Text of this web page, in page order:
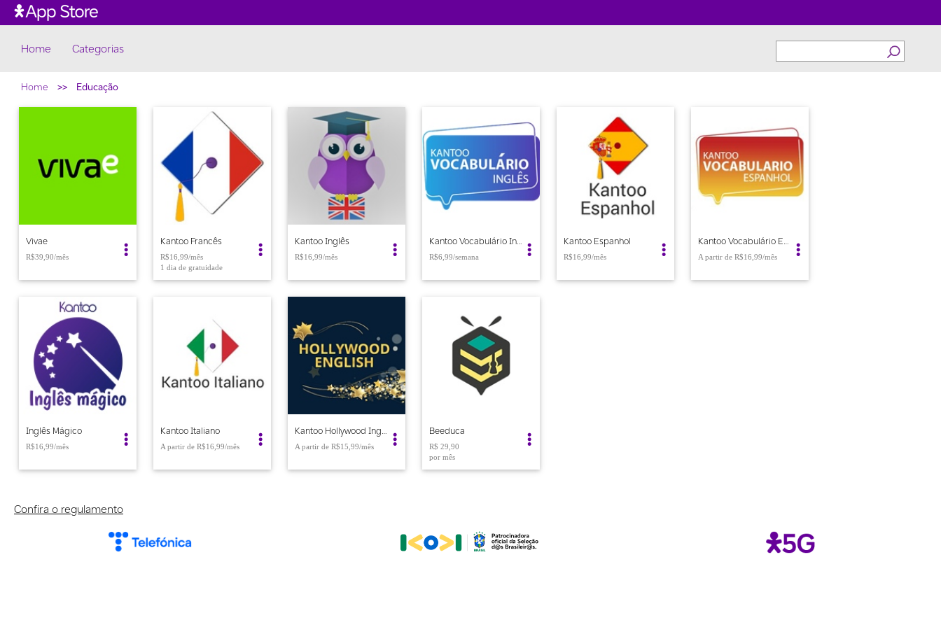
Home
Vivae
R$39,90
Kantoo Francês
R$16,99/mês
1 dia de gratuidade
Kantoo Inglês
R$16,99/mês
Kantoo Vocabulário Ingles
R$6,99
Kantoo Espanhol
R$16,99/mês
Kantoo Vocabulário Espanhol
R$16,99
Inglês Mágico
R$16,99/mês
Kantoo Italiano
R$16,99
Kantoo Hollywood Inglês
R$15,99
Beeduca
R$ 29,90
por mês
Confira o regulamento